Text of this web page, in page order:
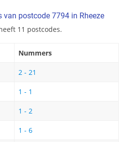
van postcode 7794 in Rheeze
11 postcodes.
Nummers
2 - 21
1 - 1
1 - 2
1 - 6